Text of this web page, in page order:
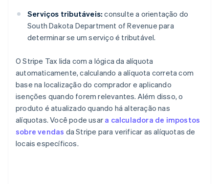
Serviços tributáveis: consulte a orientação do
South Dakota Department of Revenue para
determinar se um serviço é tributável.
O Stripe Tax lida com a lógica da alíquota
automaticamente, calculando a alíquota correta com
base na localização do comprador e aplicando
isenções quando forem relevantes. Além disso, o
produto é atualizado quando há alteração nas
alíquotas. Você pode usar a calculadora de impostos
sobre vendas da Stripe para verificar as alíquotas de
locais específicos.